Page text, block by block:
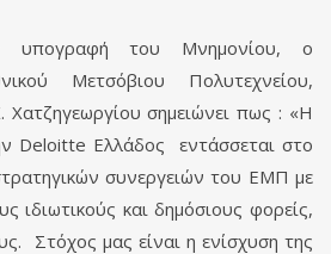
υπογραφή του Μνημονίου, ο
Μετσόβιου Πολυτεχνείου,
Χατζηγεωργίου σημειώνει πως : «Η
Deloitte Ελλάδος εντάσσεται στο
συνεργειών του ΕΜΠ με
ιδιωτικούς και δημόσιους φορείς,
Στόχος μας είναι η ενίσχυση της